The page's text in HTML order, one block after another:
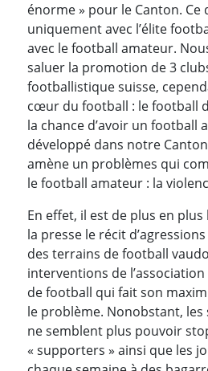
énorme » pour le Canton. Ce
uniquement avec l’élite
avec le football amateur.
saluer la promotion de 3
footballistique suisse,
cœur du football : le football
la chance d’avoir un football
développé dans notre
amène un problèmes qui
le football amateur : la
En effet, il est de plus en
la presse le récit
des terrains de football
interventions de
de football qui fait son
le problème. Nonobstant,
ne semblent plus pouvoir
« supporters » ainsi que les